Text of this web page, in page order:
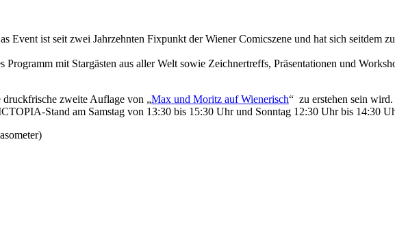
Event ist seit zwei Jahrzehnten Fixpunkt der Wiener Comicszene und hat sich seitdem
mit Stargästen aus aller Welt sowie Zeichnertreffs, Präsentationen und
zweite Auflage von „Max und Moritz auf Wienerisch“ zu erstehen sein wird.
Stand am Samstag von 13:30 bis 15:30 Uhr und Sonntag 12:30 Uhr bis 14:30